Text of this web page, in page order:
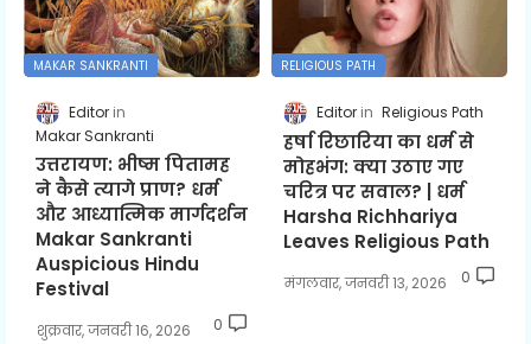
MAKAR SANKRANTI
Editor
Makar Sankranti
उत्तरायण: भीष्म पितामह
ने कैसे त्यागे प्राण? धर्म
और आध्यात्मिक मार्गदर्शन
Makar Sankranti
Auspicious Hindu
Festival
शुक्रवार, जनवरी 16, 2026 0
RELIGIOUS PATH
Editor Religious Path
हर्षा रिछारिया का धर्म से
मोहभंग: क्या उठाए गए
चरित्र पर सवाल? | धर्म
Harsha Richhariya
Leaves Religious Path
मंगलवार, जनवरी 13, 2026 0